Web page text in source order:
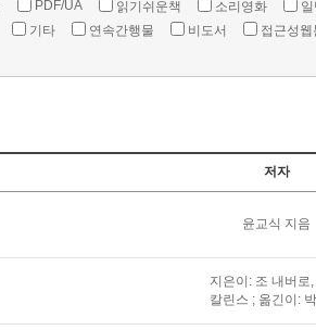
PDF/UA 읽기쉬운책 소리영화
기타 연속간행물 비도서 접근성웹
저자
윤교식 지음
지은이: 조 내버로,
칼린스 ; 옮긴이: